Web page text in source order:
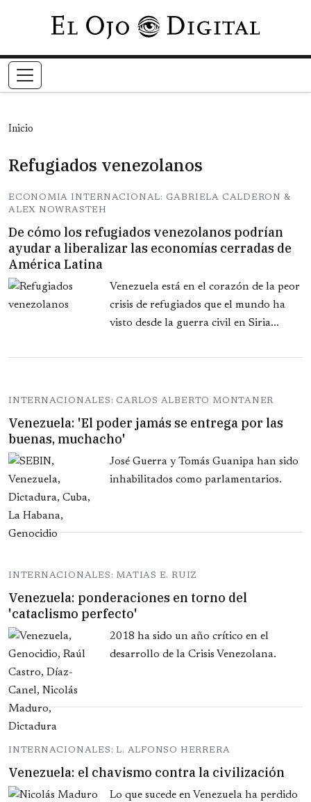
Pasar al contenido principal
Inicio
Refugiados venezolanos
ECONOMIA INTERNACIONAL: GABRIELA CALDERON &
ALEX NOWRASTEH
De cómo los refugiados venezolanos podrían
ayudar a liberalizar las economías cerradas de
América Latina
Venezuela está en el corazón de la peor
crisis de refugiados que el mundo ha
visto desde la guerra civil en Siria...
INTERNACIONALES: CARLOS ALBERTO MONTANER
Venezuela: 'El poder jamás se entrega por las
buenas, muchacho'
José Guerra y Tomás Guanipa han sido
inhabilitados como parlamentarios.
INTERNACIONALES: MATIAS E. RUIZ
Venezuela: ponderaciones en torno del
'cataclismo perfecto'
2018 ha sido un año crítico en el
desarrollo de la Crisis Venezolana.
INTERNACIONALES: L. ALFONSO HERRERA
Venezuela: el chavismo contra la civilización
Lo que sucede en Venezuela ha perdido